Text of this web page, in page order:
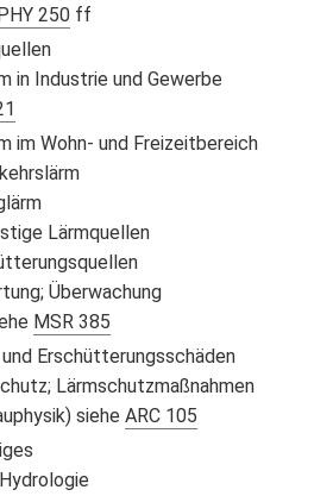
250ff
in Industrie und Gewerbe
im Wohn- und Freizeitbereich
Lärmquellen
Überwachung
MSR 385
Erschütterungsschäden
Lärmschutzmaßnahmen
sieheARC 105